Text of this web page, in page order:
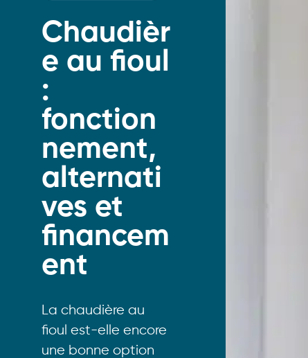
Chaudièr
e au fioul
:
fonction
nement,
alternati
ves et
financem
ent
La chaudière au
fioul est-elle encore
une bonne option